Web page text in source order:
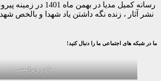
رسانه کمیل
نشر آثار ، زنده نگه داشتن یاد شهدا و
ما در شبکه های اجتماعی ما را دنبال کنید!
ما در ویراستی